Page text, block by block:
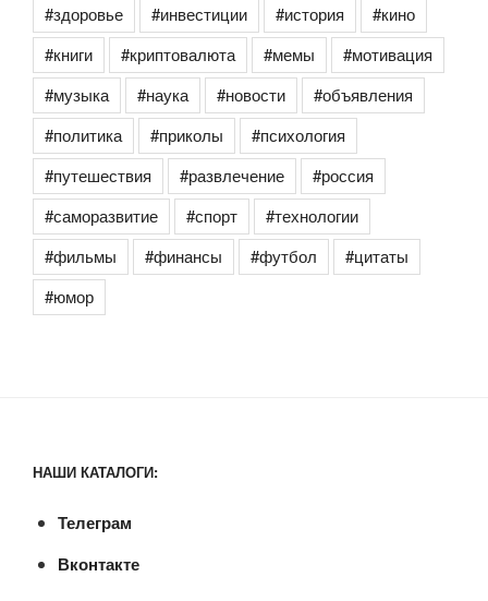
#здоровье
#инвестиции #история
#кино
#книги
#криптовалюта #мемы
#мотивация
#музыка
#наука #новости
#объявления
#политика
#приколы
#психология
#путешествия
#развлечение
#россия
#саморазвитие
#спорт
#технологии
#фильмы
#финансы #футбол
#цитаты
#юмор
НАШИ КАТАЛОГИ:
Телеграм
Вконтакте